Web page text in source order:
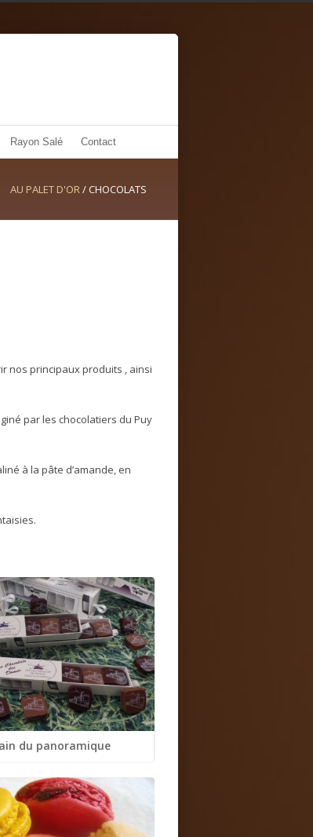
Rayon Salé Contact
AU PALET D'OR/CHOCOLATS
nos principaux produits , ainsi
par les chocolatiers du Puy
à la pâte d’amande, en
du panoramique